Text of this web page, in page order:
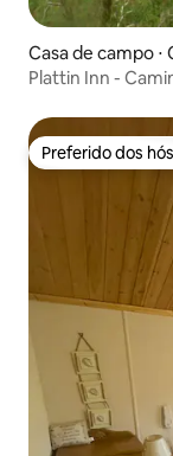
Casa de campo ⋅
Plattin Inn -
Preferido dos
Preferido dos